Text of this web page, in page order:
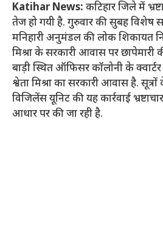
Katihar News: कटिहार जिले में
तेज हो गयी है. गुरुवार की सुबह विशेष
मनिहारी अनुमंडल की लोक शिकायत
मिश्रा के सरकारी आवास पर छापेमारी
बाड़ी स्थित ऑफिसर कॉलोनी के
श्वेता मिश्रा का सरकारी आवास है.
विजिलेंस यूनिट की यह कार्रवाई
आधार पर की जा रही है.